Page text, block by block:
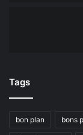
Tags
bon plan bons